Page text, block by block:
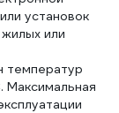
установок
или
температур
Максимальная